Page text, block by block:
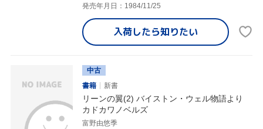
発売年月日：1984/11/25
入荷したら知りたい
中古
書籍
新書
リーンの翼(2) バイストン・ウェル物語より
カドカワノベルズ
富野由悠季